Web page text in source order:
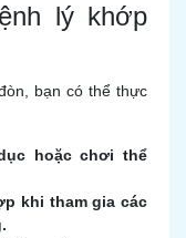
lý khớp
bạn có thể thực
hoặc chơi thể
khi tham gia các